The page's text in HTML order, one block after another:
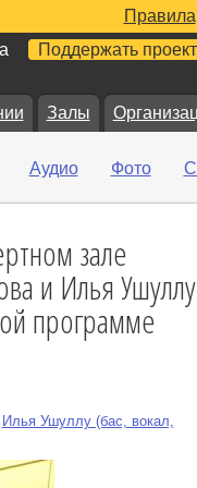
Правила
Поддержать проект
Залы
Аудио Фото
зале
и Илья Ушуллу
программе
Илья Ушуллу (бас, вокал,